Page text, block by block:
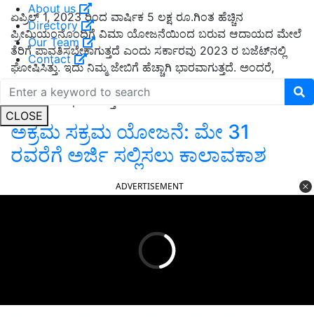
About us
Directory
Our Team
Contact
CLOSE
ಏಪ್ರಿಲ್ 1, 2023 ರಿಂದ ವಾರ್ಷಿಕ 5 ಲಕ್ಷ ರೂ.ಗಿಂತ ಹೆಚ್ಚಿನ
ಪ್ರೀಮಿಯಂನೊಂದಿಗೆ ವಿಮಾ ಯೋಜನೆಯಿಂದ ಬರುವ ಆದಾಯದ ಮೇಲೆ
ತೆರಿಗೆ ಪಾವತಿಸಬೇಕಾಗುತ್ತದೆ ಎಂದು ಸರ್ಕಾರವು 2023 ರ ಬಜೆಟ್‌ನಲ್ಲಿ
ಘೋಷಿಸಿತ್ತು. ಇದು ನಿಮ್ಮ ಜೇಬಿಗೆ ಹೆಚ್ಚಾಗಿ ಭಾರವಾಗುತ್ತದೆ. ಅಂದರೆ,
ವಾರ್ಷಿಕ ಪ್ರೀಮಿಯಂ 5 ಲಕ್ಷಕ್ಕಿಂತ ಹೆಚ್ಚಿದ್ದರೆ, ಆ ಆದಾಯಕ್ಕೆ ಏಪ್ರಿಲ್ 1
ರಿಂದ ತೆರಿಗೆ ವಿಧಿಸಲಾಗುತ್ತದೆ.
ಅಕ್ರಮ ಸಕ್ರಮ ಯೋಜನೆ: ಮೇ 31
ರವರೆಗೆ ಅರ್ಜಿ ಸಲ್ಲಿಸಲು ಕಾಲಾವಕಾಶ
ADVERTISEMENT